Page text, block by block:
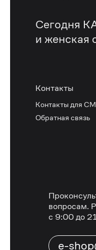
Сегодня
и женская
Контакты
Контакты для
Обратная связь
вопросам.
с 9:00 до
e-